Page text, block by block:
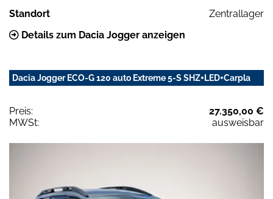
Standort
Zentrallager
Details zum Dacia Jogger anzeigen
Dacia Jogger ECO-G 120 auto Extreme 5-S SHZ+LED+Carpla
Preis:
27.350,00 €
MWSt:
ausweisbar